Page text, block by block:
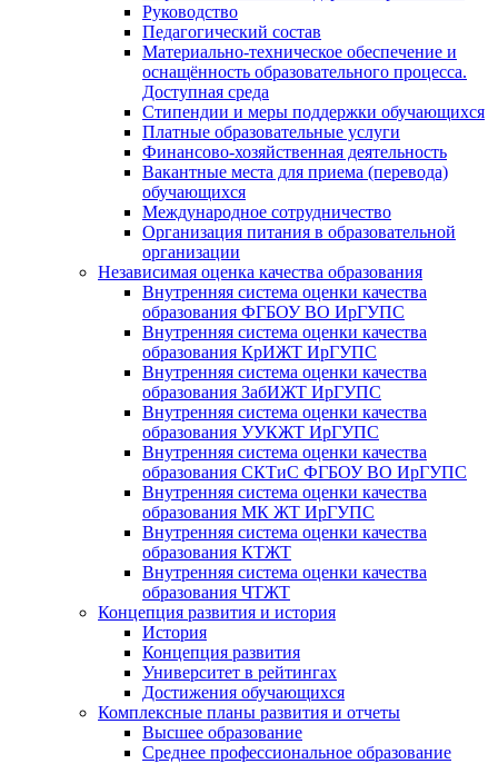
Руководство
Педагогический состав
Материально-техническое обеспечение и
оснащённость образовательного процесса.
Доступная среда
Стипендии и меры поддержки обучающихся
Платные образовательные услуги
Финансово-хозяйственная деятельность
Вакантные места для приема (перевода)
обучающихся
Международное сотрудничество
Организация питания в образовательной
организации
Независимая оценка качества образования
Внутренняя система оценки качества
образования ФГБОУ ВО ИрГУПС
Внутренняя система оценки качества
образования КрИЖТ ИрГУПС
Внутренняя система оценки качества
образования ЗабИЖТ ИрГУПС
Внутренняя система оценки качества
образования УУКЖТ ИрГУПС
Внутренняя система оценки качества
образования СКТиС ФГБОУ ВО ИрГУПС
Внутренняя система оценки качества
образования МК ЖТ ИрГУПС
Внутренняя система оценки качества
образования КТЖТ
Внутренняя система оценки качества
образования ЧТЖТ
Концепция развития и история
История
Концепция развития
Университет в рейтингах
Достижения обучающихся
Комплексные планы развития и отчеты
Высшее образование
Среднее профессиональное образование